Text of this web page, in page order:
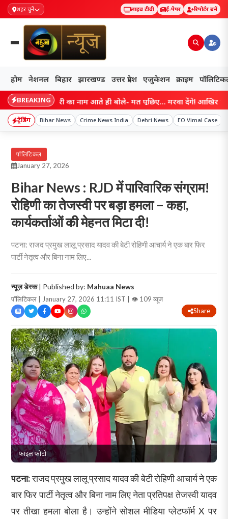
शहर चुनें लाइव टीवी ई-पेपर रिपोर्टर बनें
होम नेशनल बिहार झारखण्ड उत्तर प्रदेश एजुकेशन क्राइम
BREAKING
चौधरी का नाम आते ही बोले- मत पूछिए… मरवा देंगे! आखिर गोपाल
ट्रेंडिंग Bihar News Crime News India Dehri News EO Vimal Case
पॉलिटिकल
January 27, 2026
Bihar News : RJD में पारिवारिक संग्राम!
रोहिणी का तेजस्वी पर बड़ा हमला – कहा,
कार्यकर्ताओं की मेहनत मिटा दी!
पटना: राजद प्रमुख लालू प्रसाद यादव की बेटी रोहिणी आचार्य ने एक बार फिर
पार्टी नेतृत्व और बिना नाम लिए...
न्यूज़ डेस्क| Published by: Mahuaa News
पॉलिटिकल | January 27, 2026 11:11 IST | 👁 109 व्यूज
Share
फाइल फोटो
पटना:राजद प्रमुख लालू प्रसाद यादव की बेटी रोहिणी आचार्य ने एक
बार फिर पार्टी नेतृत्व और बिना नाम लिए नेता प्रतिपक्ष तेजस्वी यादव
पर तीखा हमला बोला है। उन्होंने सोशल मीडिया प्लेटफॉर्म X पर